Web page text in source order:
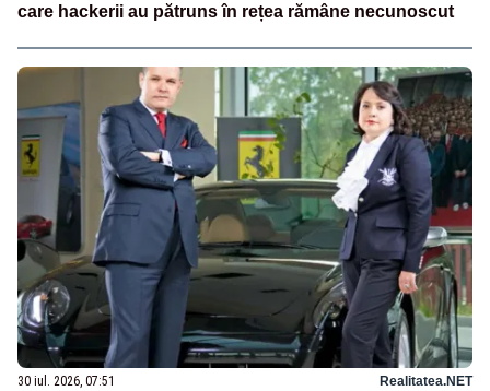
care hackerii au pătruns în rețea rămâne necunoscut
30 iul. 2026, 07:51 Realitatea.NET